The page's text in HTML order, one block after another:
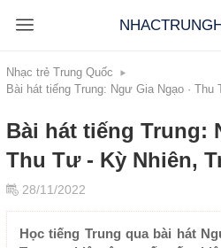
Nhạc trẻ Trung Quốc
Bài hát tiếng Trung:
Thu Tư - Kỳ Nhiên,
28/11/2022
Học tiếng Trung qua bài hát